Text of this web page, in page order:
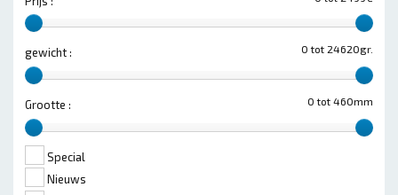
0 tot 24620gr.
gewicht :
0 tot 460mm
Grootte :
Special
Nieuws